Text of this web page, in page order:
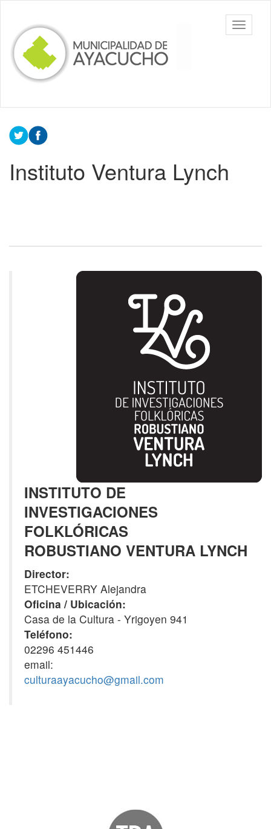
contenido
principal
Toggle
Instituto Ventura Lynch
INSTITUTO DE
INVESTIGACIONES
FOLKLÓRICAS
ROBUSTIANO VENTURA LYNCH
Director:
ETCHEVERRY Alejandra
Oficina / Ubicación:
Casa de la Cultura - Yrigoyen 941
Teléfono:
02296 451446
email:
culturaayacucho@gmail.com